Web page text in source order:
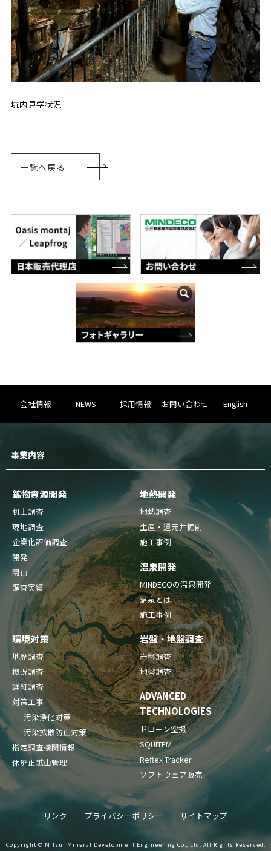
坑内見学状況
一覧へ戻る
会社情報 NEWS 採用情報 お問い合わせ English
事業内容
鉱物資源開発
机上調査
現地調査
企業化評価調査
開発
閉山
調査実績
地熱開発
地熱調査
生産・還元井掘削
施工事例
温泉開発
MINDECOの温泉開発
温泉とは
施工事例
環境対策
地歴調査
概況調査
詳細調査
対策工事
汚染浄化対策
汚染拡散防止対策
指定調査機関情報
休廃止鉱山管理
岩盤・地盤調査
岩盤調査
地盤調査
ADVANCED
TECHNOLOGIES
ドローン空撮
SQUITEM
Reflex Tracker
ソフトウェア販売
リンク プライバシーポリシー サイトマップ
Copyright © Mitsui Mineral Development Engineering Co., Ltd. All Rights Reserved.